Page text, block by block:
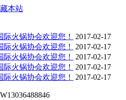
本站
际火锅协会欢迎您！
2017-02-17
际火锅协会欢迎您！
2017-02-17
际火锅协会欢迎您！
2017-02-17
际火锅协会欢迎您！
2017-02-17
际火锅协会欢迎您！
2017-02-17
W13036488846